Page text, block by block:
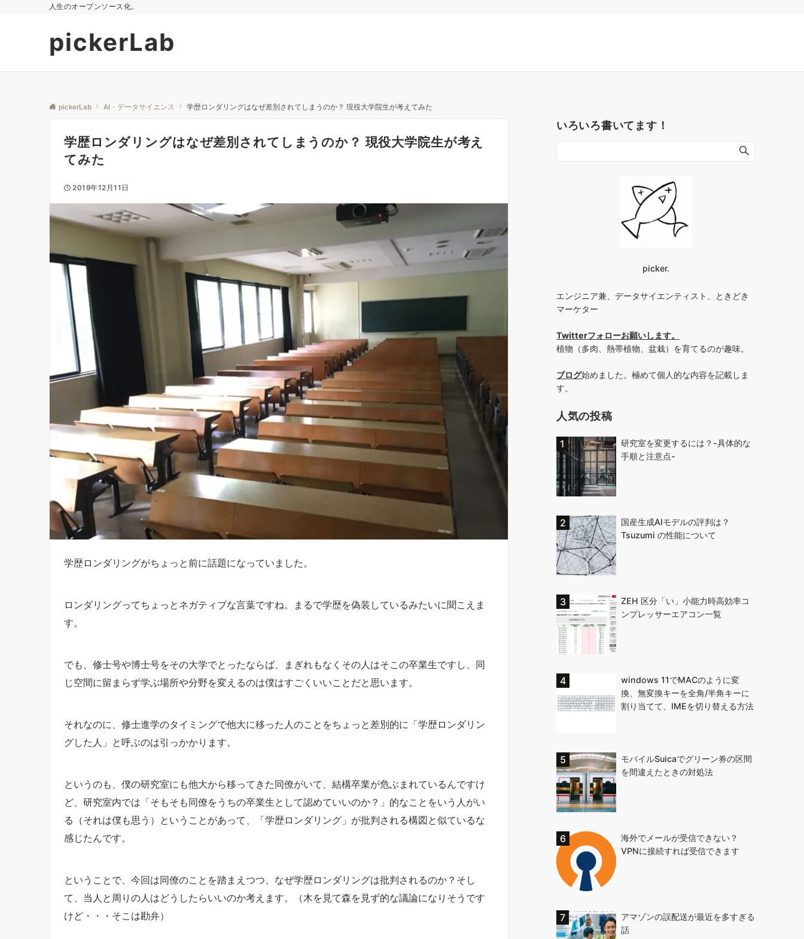
人生のオープンソース化。
pickerLab
pickerLab AI・データサイエンス 学歴ロンダリングはなぜ差別されてしまうのか？ 現役大学院生が考えてみた
学歴ロンダリングはなぜ差別されてしまうのか？ 現役大学院生が考え
てみた
2019年12月11日
学歴ロンダリングがちょっと前に話題になっていました。
ロンダリングってちょっとネガティブな言葉ですね。まるで学歴を偽装しているみたいに聞こえま
す。
でも、修士号や博士号をその大学でとったならば、まぎれもなくその人はそこの卒業生ですし、同
じ空間に留まらず学ぶ場所や分野を変えるのは僕はすごくいいことだと思います。
それなのに、修士進学のタイミングで他大に移った人のことをちょっと差別的に「学歴ロンダリン
グした人」と呼ぶのは引っかかります。
というのも、僕の研究室にも他大から移ってきた同僚がいて、結構卒業が危ぶまれているんですけ
ど、研究室内では「そもそも同僚をうちの卒業生として認めていいのか？」的なことをいう人がい
る（それは僕も思う）ということがあって、「学歴ロンダリング」が批判される構図と似ているな
感じたんです。
ということで、今回は同僚のことを踏まえつつ、なぜ学歴ロンダリングは批判されるのか？そし
て、当人と周りの人はどうしたらいいのか考えます。（木を見て森を見ず的な議論になりそうです
けど・・・そこは勘弁）
いろいろ書いてます！
picker.
エンジニア兼、データサイエンティスト、ときどき
マーケター
Twitterフォローお願いします。
植物（多肉、熱帯植物、盆栽）を育てるのが趣味。
ブログ始めました。極めて個人的な内容を記載しま
す。
人気の投稿
研究室を変更するには？-具体的な
手順と注意点-
国産生成AIモデルの評判は？
Tsuzumi の性能について
ZEH 区分「い」小能力時高効率コ
ンプレッサーエアコン一覧
windows 11でMACのように変
換、無変換キーを全角/半角キーに
割り当てて、IMEを切り替える方法
モバイルSuicaでグリーン券の区間
を間違えたときの対処法
海外でメールが受信できない？
VPNに接続すれば受信できます
アマゾンの誤配送が最近を多すぎる
話